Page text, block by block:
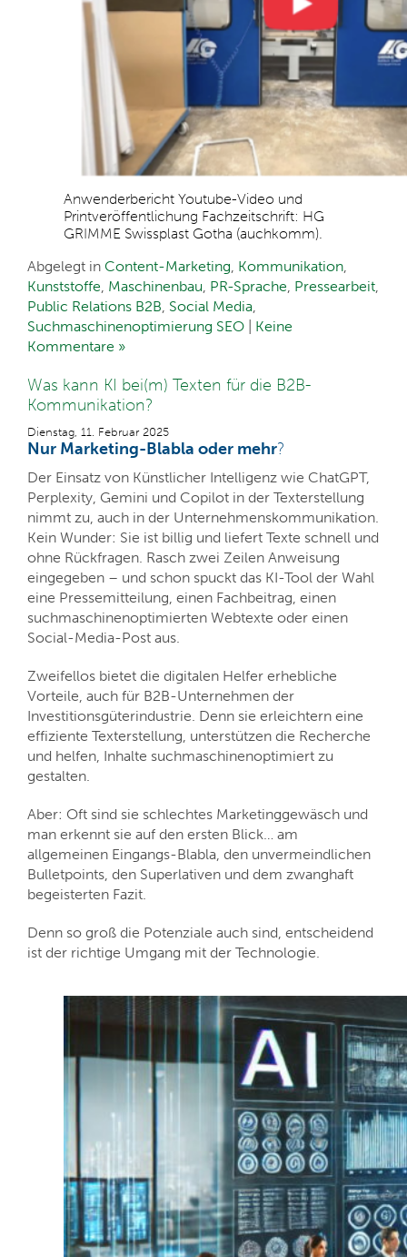
Anwenderbericht Youtube-Video und
Printveröffentlichung Fachzeitschrift: HG
GRIMME Swissplast Gotha (auchkomm).
Abgelegt in Content-Marketing, Kommunikation,
Kunststoffe, Maschinenbau, PR-Sprache, Pressearbeit,
Public Relations B2B, Social Media,
Suchmaschinenoptimierung SEO
Keine
Kommentare »
Was kann KI bei(m) Texten für die B2B-
Kommunikation?
Dienstag, 11. Februar 2025
Nur Marketing-Blabla oder mehr?
Der Einsatz von Künstlicher Intelligenz wie ChatGPT,
Perplexity, Gemini und Copilot in der Texterstellung
nimmt zu, auch in der Unternehmenskommunikation.
Kein Wunder: Sie ist billig und liefert Texte schnell und
ohne Rückfragen. Rasch zwei Zeilen Anweisung
eingegeben – und schon spuckt das KI-Tool der Wahl
eine Pressemitteilung, einen Fachbeitrag, einen
suchmaschinenoptimierten Webtexte oder einen
Social-Media-Post aus.
Zweifellos bietet die digitalen Helfer erhebliche
Vorteile, auch für B2B-Unternehmen der
Investitionsgüterindustrie. Denn sie erleichtern eine
effiziente Texterstellung, unterstützen die Recherche
und helfen, Inhalte suchmaschinenoptimiert zu
gestalten.
Aber: Oft sind sie schlechtes Marketinggewäsch und
man erkennt sie auf den ersten Blick… am
allgemeinen Eingangs-Blabla, den unvermeindlichen
Bulletpoints, den Superlativen und dem zwanghaft
begeisterten Fazit.
Denn so groß die Potenziale auch sind, entscheidend
ist der richtige Umgang mit der Technologie.